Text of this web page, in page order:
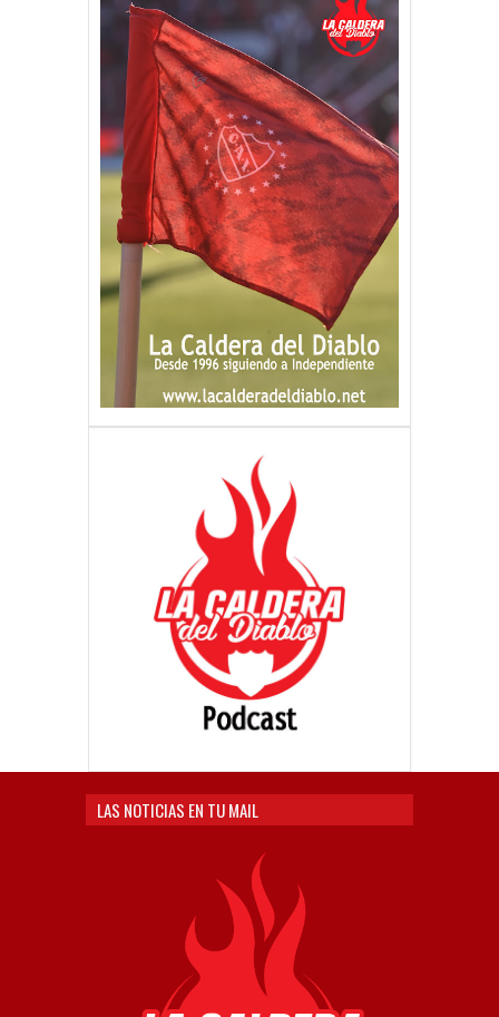
LAS NOTICIAS EN TU MAIL